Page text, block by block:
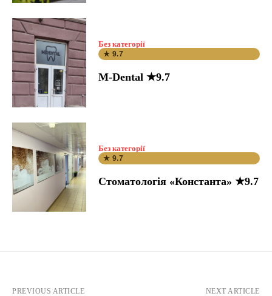
Без категорії
★ 9.7
M-Dental ★9.7
Без категорії
★ 9.7
Стоматологія «Константа» ★9.7
PREVIOUS ARTICLE NEXT ARTICLE